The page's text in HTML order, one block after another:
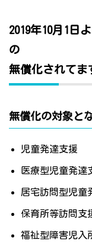
2019年10月1日
の
無償化されてま
無償化の対象と
児童発達支援
医療型児童発達
居宅訪問型児童
保育所等訪問支
福祉型障害児入